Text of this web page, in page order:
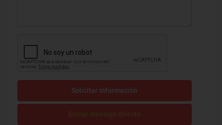
Solicitar información